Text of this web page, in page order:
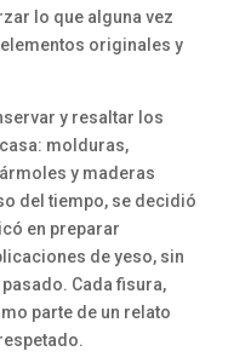
lo que alguna vez
originales y
y resaltar los
molduras,
y maderas
del tiempo, se decidió
en preparar
de yeso, sin
Cada fisura,
parte de un relato